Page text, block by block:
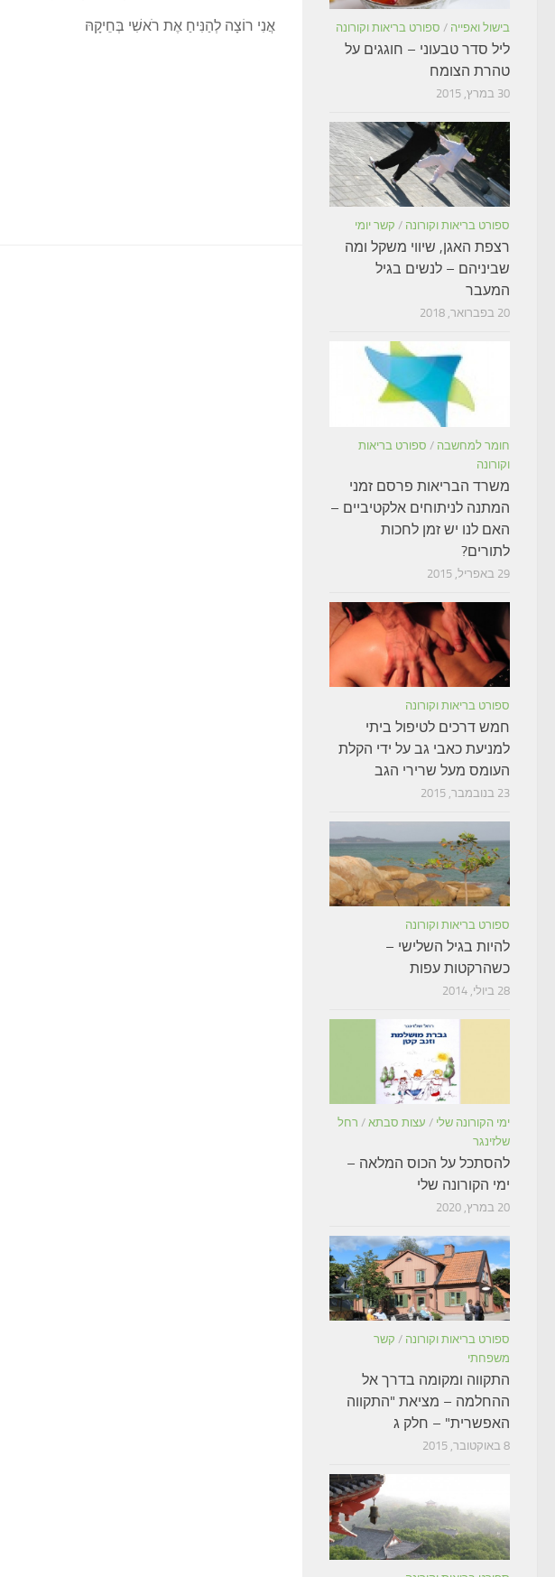
אֲנִי רוֹצָה לְהַנִּיחַ אֶת רֹאשִׁי בְּחֵיקָהּ בישול ואפייה / ספורט בריאות וקורונה
ליל סדר טבעוני – חוגגים על
טהרת הצומח
30 במרץ, 2015
ספורט בריאות וקורונה / קשר יומי
רצפת האגן, שיווי משקל ומה
שביניהם – לנשים בגיל
המעבר
20 בפברואר, 2018
חומר למחשבה / ספורט בריאות
וקורונה
משרד הבריאות פרסם זמני
המתנה לניתוחים אלקטיביים –
האם לנו יש זמן לחכות
לתורים?
29 באפריל, 2015
ספורט בריאות וקורונה
חמש דרכים לטיפול ביתי
למניעת כאבי גב על ידי הקלת
העומס מעל שרירי הגב
23 בנובמבר, 2015
ספורט בריאות וקורונה
להיות בגיל השלישי –
כשהרקטות עפות
28 ביולי, 2014
ימי הקורונה שלי / עצות סבתא / רחל
שלזינגר
להסתכל על הכוס המלאה –
ימי הקורונה שלי
20 במרץ, 2020
ספורט בריאות וקורונה / קשר
משפחתי
התקווה ומקומה בדרך אל
ההחלמה – מציאת "התקווה
האפשרית" – חלק ג
8 באוקטובר, 2015